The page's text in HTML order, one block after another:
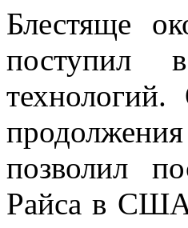
Блестяще
поступил
позволил
Райса в США,